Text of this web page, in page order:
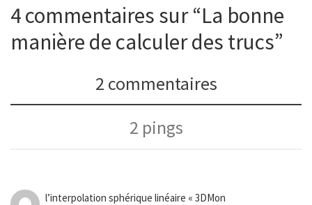
4 commentaires sur “La bonne
manière de calculer des trucs”
2 commentaires
2 pings
l’interpolation sphérique linéaire « 3DMon